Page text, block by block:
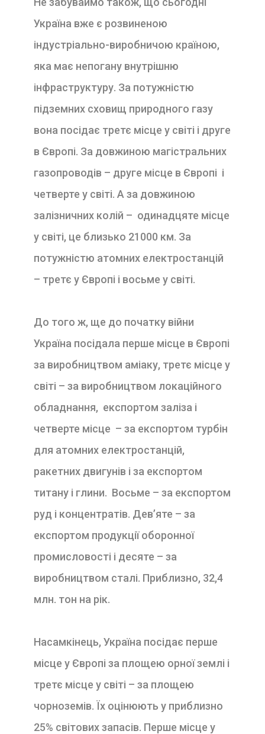
Україна вже є розвиненою
індустріально-виробничою країною,
яка має непогану внутрішню
інфраструктуру. За потужністю
підземних сховищ природного газу
вона посідає третє місце у світі і друге
в Європі. За довжиною магістральних
газопроводів – друге місце в Європі і
четверте у світі. А за довжиною
залізничних колій – одинадцяте місце
у світі, це близько 21000 км. За
потужністю атомних електростанцій
– третє у Європі і восьме у світі.
До того ж, ще до початку війни
Україна посідала перше місце в Європі
за виробництвом аміаку, третє місце у
світі – за виробництвом локаційного
обладнання, експортом заліза і
четверте місце – за експортом турбін
для атомних електростанцій,
ракетних двигунів і за експортом
титану і глини. Восьме – за експортом
руд і концентратів. Дев’яте – за
експортом продукції оборонної
промисловості і десяте – за
виробництвом сталі. Приблизно, 32,4
млн. тон на рік.
Насамкінець, Україна посідає перше
місце у Європі за площею орної землі і
третє місце у світі – за площею
чорноземів. Їх оцінюють у приблизно
25% світових запасів. Перше місце у